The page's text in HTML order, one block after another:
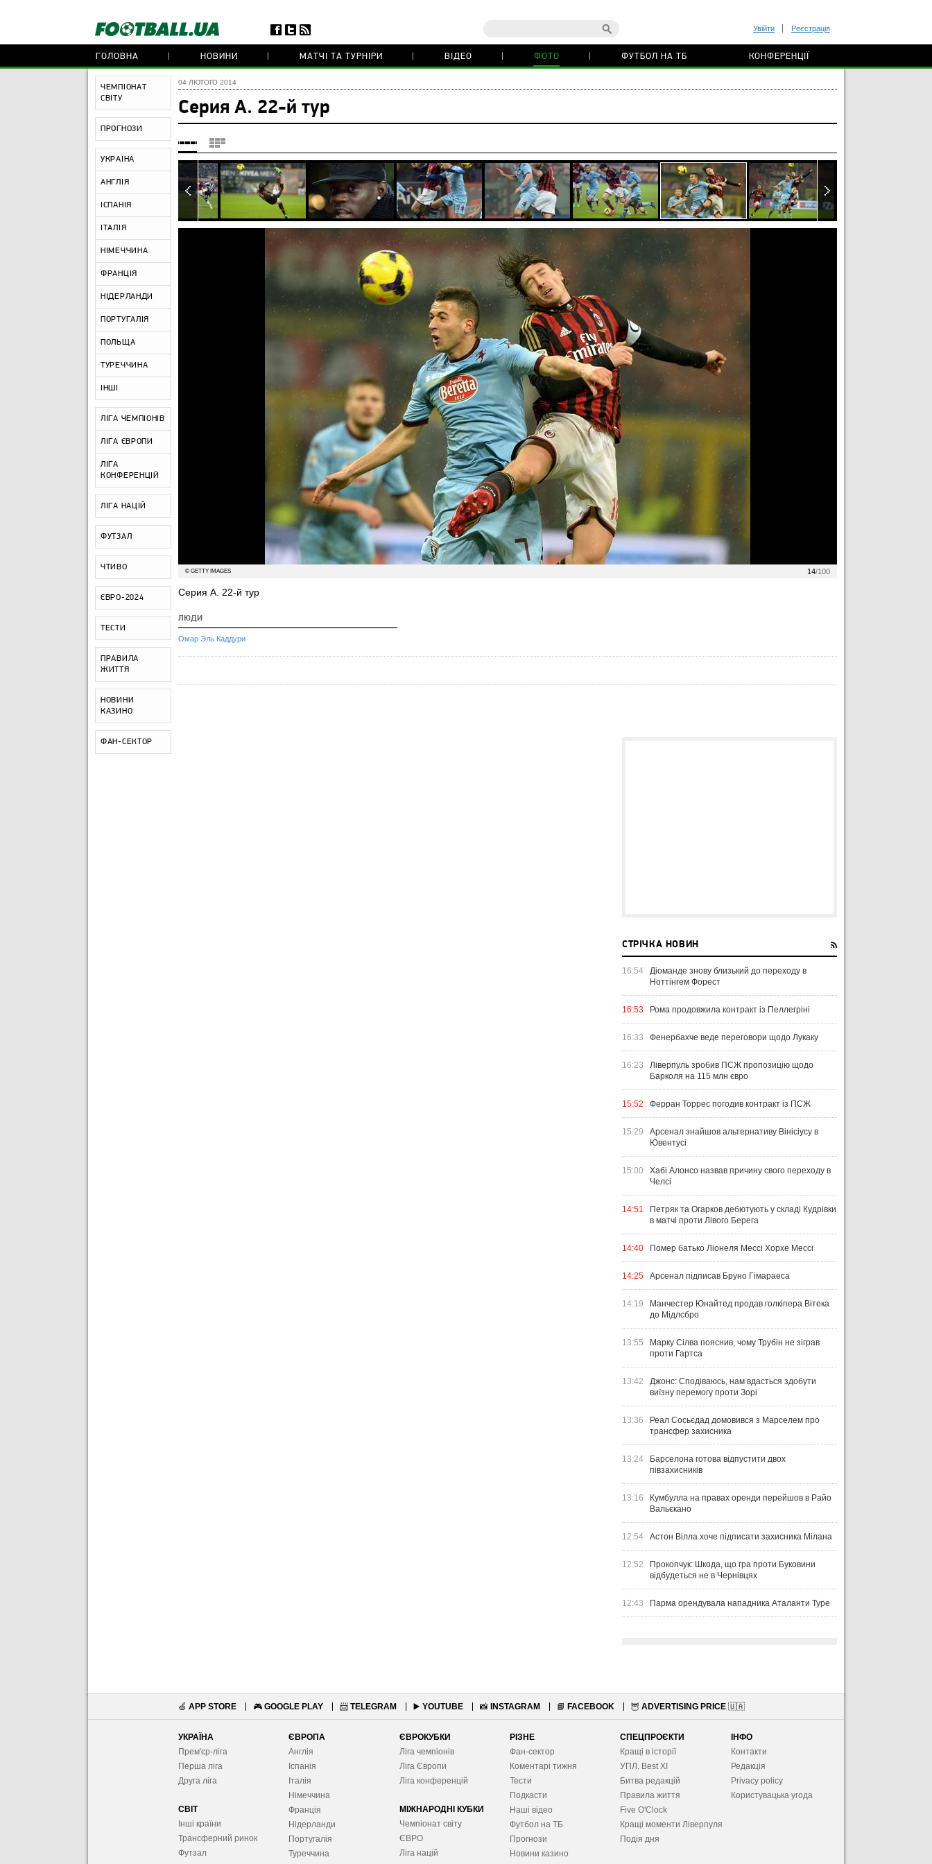
Увійти Реєстрація
ГОЛОВНА НОВИНИ МАТЧІ ТА ТУРНІРИ ВІДЕО ФОТО ФУТБОЛ НА ТБ КОНФЕРЕНЦІЇ
ЧЕМПІОНАТ
СВІТУ
ПРОГНОЗИ
УКРАЇНА
АНГЛІЯ
ІСПАНІЯ
ІТАЛІЯ
НІМЕЧЧИНА
ФРАНЦІЯ
НІДЕРЛАНДИ
ПОРТУГАЛІЯ
ПОЛЬЩА
ТУРЕЧЧИНА
ІНШІ
ЛІГА ЧЕМПІОНІВ
ЛІГА ЄВРОПИ
ЛІГА
КОНФЕРЕНЦІЙ
ЛІГА НАЦІЙ
ФУТЗАЛ
ЧТИВО
ЄВРО-2024
ТЕСТИ
ПРАВИЛА
ЖИТТЯ
НОВИНИ
КАЗИНО
ФАН-СЕКТОР
04 ЛЮТОГО 2014
Серия А. 22-й тур
14/100
© GETTY IMAGES
Серия А. 22-й тур
ЛЮДИ
Омар Эль Каддури
СТРІЧКА НОВИН
16:54
Діоманде знову близький до переходу в
Ноттінгем Форест
16:53 Рома продовжила контракт із Пеллегріні
16:33 Фенербахче веде переговори щодо Лукаку
16:23
Ліверпуль зробив ПСЖ пропозицію щодо
Барколя на 115 млн євро
15:52 Ферран Торрес погодив контракт із ПСЖ
15:29
Арсенал знайшов альтернативу Вінісіусу в
Ювентусі
15:00
Хабі Алонсо назвав причину свого переходу в
Челсі
14:51
Петряк та Огарков дебютують у складі Кудрівки
в матчі проти Лівого Берега
14:40 Помер батько Ліонеля Мессі Хорхе Мессі
14:25 Арсенал підписав Бруно Гімараеса
14:19
Манчестер Юнайтед продав голкіпера Вітека
до Мідлсбро
13:55
Марку Сілва пояснив, чому Трубін не зіграв
проти Гартса
13:42
Джонс: Сподіваюсь, нам вдасться здобути
виїзну перемогу проти Зорі
13:36
Реал Сосьєдад домовився з Марселем про
трансфер захисника
13:24
Барселона готова відпустити двох
півзахисників
13:16
Кумбулла на правах оренди перейшов в Райо
Вальєкано
12:54 Астон Вілла хоче підписати захисника Мілана
12:52
Прокопчук: Шкода, що гра проти Буковини
відбудеться не в Чернівцях
12:43 Парма орендувала нападника Аталанти Туре
🍏 APP STORE 🎮 GOOGLE PLAY 📨 TELEGRAM ▶️ YOUTUBE 📸 INSTAGRAM 📘 FACEBOOK 🦉 ADVERTISING PRICE 🇺🇦
УКРАЇНА
Прем'єр-ліга
Перша ліга
Друга ліга
СВІТ
Інші країни
Трансферний ринок
Футзал
ЄВРОПА
Англія
Іспанія
Італія
Німеччина
Франція
Нідерланди
Португалія
Туреччина
ЄВРОКУБКИ
Ліга чемпіонів
Ліга Європи
Ліга конференцій
МІЖНАРОДНІ КУБКИ
Чемпіонат світу
ЄВРО
Ліга націй
РІЗНЕ
Фан-сектор
Коментарі тижня
Тести
Подкасти
Наші відео
Футбол на ТБ
Прогнози
Новини казино
СПЕЦПРОЄКТИ
Кращі в історії
УПЛ. Best XІ
Битва редакцій
Правила життя
Five O'Clock
Кращі моменти Ліверпуля
Подія дня
ІНФО
Контакти
Редакція
Privacy policy
Користувацька угода